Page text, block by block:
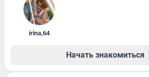
irina,64
Начать знакомиться